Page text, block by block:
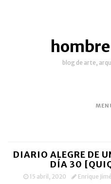
blog de arte,
DIARIO ALEGRE DE
DÍA 30
15 abril, 2020 Enrique